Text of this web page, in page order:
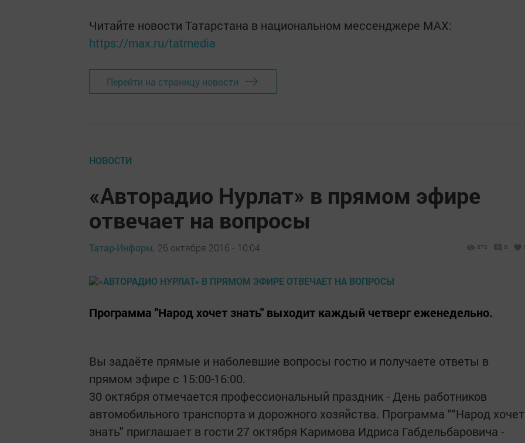
Читайте новости Татарстана в национальном мессенджере MАХ:
https://max.ru/tatmedia
Перейти на страницу новости
НОВОСТИ
«Авторадио Нурлат» в прямом эфире
отвечает на вопросы
Татар-Информ, 26 октября 2016 - 10:04 870 0
Программа "Народ хочет знать" выходит каждый четверг еженедельно.
Вы задаёте прямые и наболевшие вопросы гостю и получаете ответы в
прямом эфире с 15:00-16:00.
30 октября отмечается профессиональный праздник - День работников
автомобильного транспорта и дорожного хозяйства. Программа ""Народ хочет
знать" приглашает в гости 27 октября Каримова Идриса Габдельбаровича -